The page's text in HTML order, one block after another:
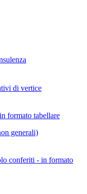
di vertice
formato tabellare
generali)
conferiti - in formato